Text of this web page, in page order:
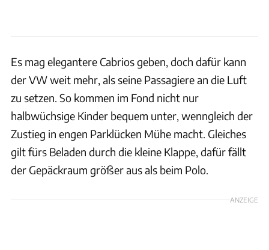
Es mag elegantere Cabrios geben, doch dafür kann
der VW weit mehr, als seine Passagiere an die Luft
zu setzen. So kommen im Fond nicht nur
halbwüchsige Kinder bequem unter, wenngleich der
Zustieg in engen Parklücken Mühe macht. Gleiches
gilt fürs Beladen durch die kleine Klappe, dafür fällt
der Gepäckraum größer aus als beim Polo.
ANZEIGE